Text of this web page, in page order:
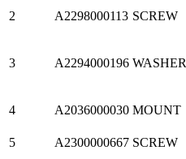
2 A2298000113 SCREW
3 A2294000196 WASHER
4 A2036000030 MOUNT
5 A2300000667 SCREW